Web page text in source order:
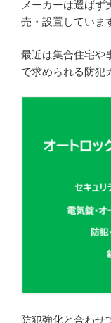
メーカーは選ばず
売・設置していま
最近は集合住宅や
で求められる防犯
防犯強化と合わせ